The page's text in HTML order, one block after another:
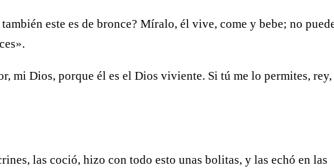
este es de bronce? Míralo, él vive, come y bebe; no
mi Dios, porque él es el Dios viviente. Si tú me lo permites,
las coció, hizo con todo esto unas bolitas, y las echó en las